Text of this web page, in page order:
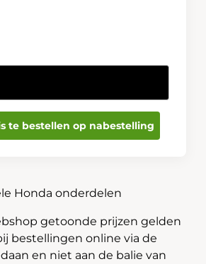
aan winkelwagen
te bestellen op nabestelling
Honda onderdelen
getoonde prijzen gelden
bestellingen online via de
en niet aan de balie van